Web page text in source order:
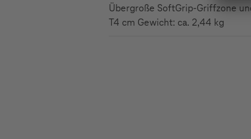
Übergroße SoftGrip-Griffzone
T4 cm Gewicht: ca. 2,44 kg